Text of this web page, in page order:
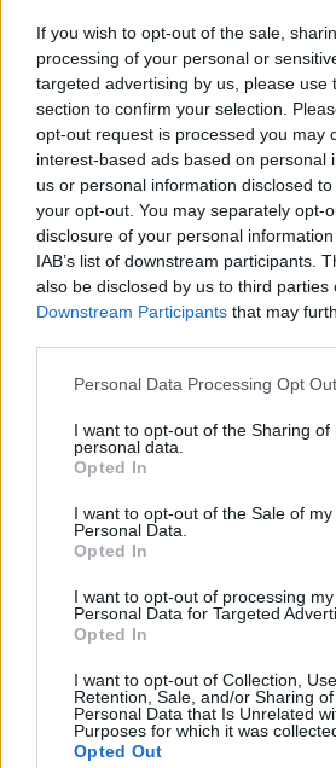
If you wish to opt-out of the sale,
processing of your personal or
targeted advertising by us, please use
section to confirm your selection.
opt-out request is processed you may
interest-based ads based on personal
us or personal information disclosed
your opt-out. You may separately opt-
disclosure of your personal
IAB’s list of downstream participants.
also be disclosed by us to third parties
Downstream Participants that may
Please note that this website/app uses
not limited to your visit or usage
grant or deny consent to Google and
use your data for below specified
consent section.
Personal Data Processing Opt
I want to opt-out of the Sharing of
personal data.
Opted In
I want to opt-out of the Sale of my
Personal Data.
Opted In
I want to opt-out of processing my
Personal Data for Targeted
Opted In
I want to opt-out of Collection, Use,
Retention, Sale, and/or Sharing
Personal Data that Is Unrelated
Purposes for which it was
Opted Out